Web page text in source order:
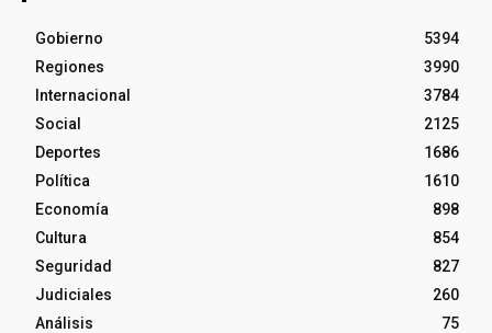
Gobierno
5394
Regiones
3990
Internacional
3784
Social
2125
Deportes
1686
Política
1610
Economía
898
Cultura
854
Seguridad
827
Judiciales
260
Análisis
75